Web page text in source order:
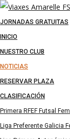
JORNADAS GRATUITAS
INICIO
NUESTRO CLUB
NOTICIAS
RESERVAR PLAZA
CLASIFICACIÓN
Primera RFEF Futsal
Liga Preferente Galicia